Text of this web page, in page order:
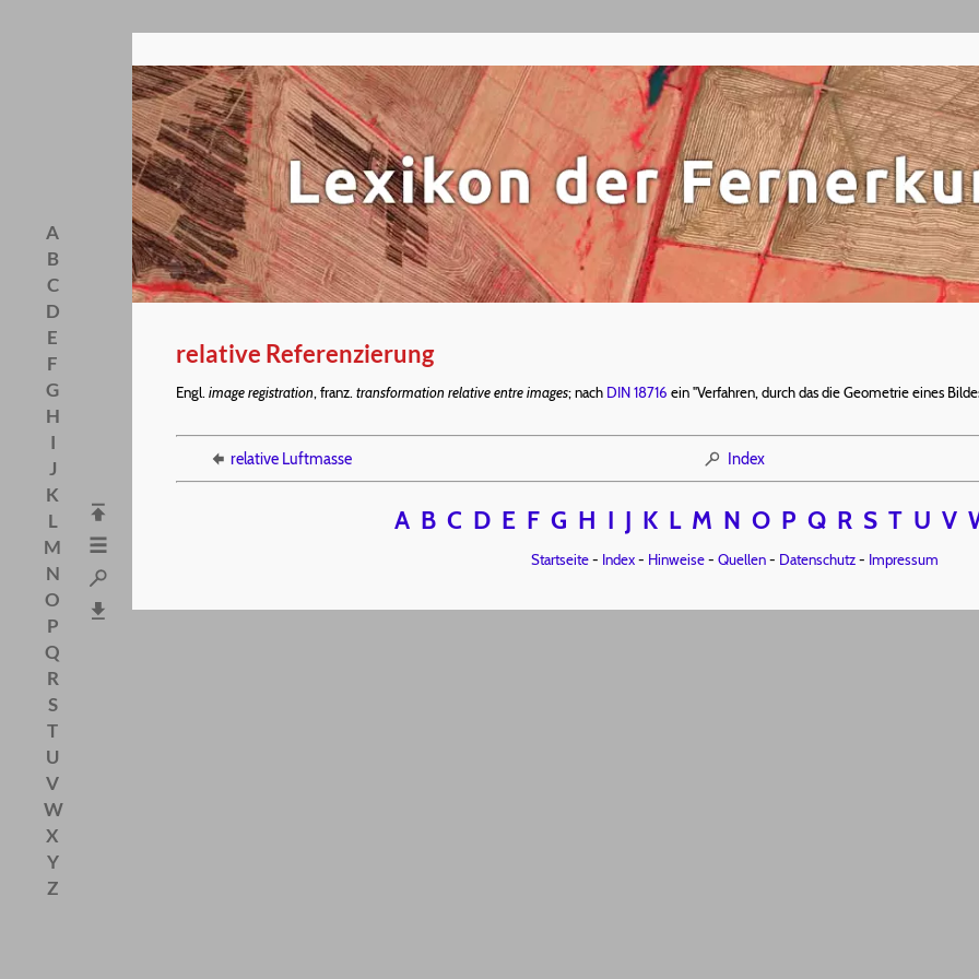
A
B
C
D
E
F
G
H
I
J
K
L
M
N
O
P
Q
R
S
T
U
V
W
X
Y
Z
relative Referenzierung
Engl. image registration, franz. transformation relative entre images; nach DIN 18716 ein "Verfahren, durch das die Geometrie eines
relative Luftmasse Index
A B C D E F G H I J K L M N O P Q R S T U V
Startseite- Index- Hinweise- Quellen- Datenschutz- Impressum